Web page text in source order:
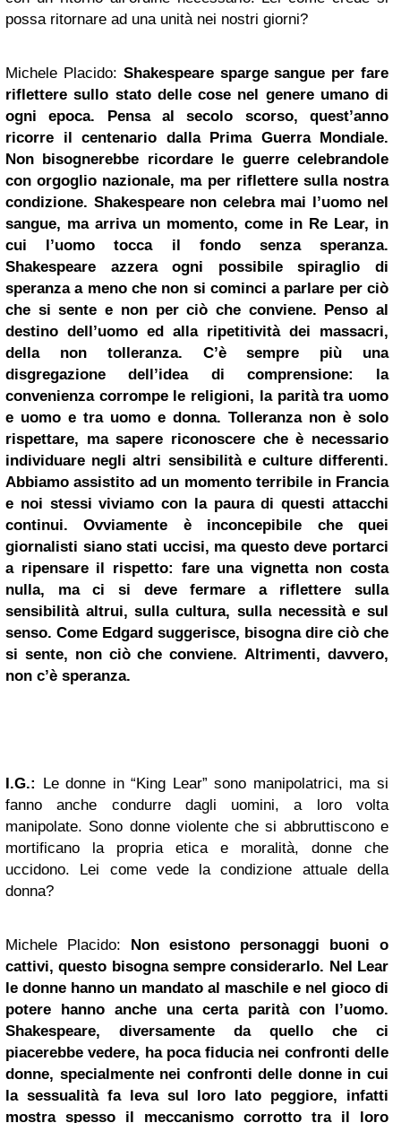
possa ritornare ad una unità nei nostri giorni?
Michele Placido: Shakespeare sparge sangue per fare
riflettere sullo stato delle cose nel genere umano di
ogni epoca. Pensa al secolo scorso, quest’anno
ricorre il centenario dalla Prima Guerra Mondiale.
Non bisognerebbe ricordare le guerre celebrandole
con orgoglio nazionale, ma per riflettere sulla nostra
condizione. Shakespeare non celebra mai l’uomo nel
sangue, ma arriva un momento, come in Re Lear, in
cui l’uomo tocca il fondo senza speranza.
Shakespeare azzera ogni possibile spiraglio di
speranza a meno che non si cominci a parlare per ciò
che si sente e non per ciò che conviene. Penso al
destino dell’uomo ed alla ripetitività dei massacri,
della non tolleranza. C’è sempre più una
disgregazione dell’idea di comprensione: la
convenienza corrompe le religioni, la parità tra uomo
e uomo e tra uomo e donna. Tolleranza non è solo
rispettare, ma sapere riconoscere che è necessario
individuare negli altri sensibilità e culture differenti.
Abbiamo assistito ad un momento terribile in Francia
e noi stessi viviamo con la paura di questi attacchi
continui. Ovviamente è inconcepibile che quei
giornalisti siano stati uccisi, ma questo deve portarci
a ripensare il rispetto: fare una vignetta non costa
nulla, ma ci si deve fermare a riflettere sulla
sensibilità altrui, sulla cultura, sulla necessità e sul
senso. Come Edgard suggerisce, bisogna dire ciò che
si sente, non ciò che conviene.Altrimenti, davvero,
non c’è speranza.
I.G.: Le donne in “King Lear” sono manipolatrici, ma si
fanno anche condurre dagli uomini, a loro volta
manipolate. Sono donne violente che si abbruttiscono e
mortificano la propria etica e moralità, donne che
uccidono. Lei come vede la condizione attuale della
donna?
Michele Placido: Non esistono personaggi buoni o
cattivi, questo bisogna sempre considerarlo. Nel Lear
le donne hanno un mandato al maschile e nel gioco di
potere hanno anche una certa parità con l’uomo.
Shakespeare, diversamente da quello che ci
piacerebbe vedere, ha poca fiducia nei confronti delle
donne, specialmente nei confronti delle donne in cui
la sessualità fa leva sul loro lato peggiore, infatti
mostra spesso il meccanismo corrotto tra il loro